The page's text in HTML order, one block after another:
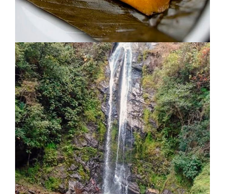
Cascadas del Airo
Turismo